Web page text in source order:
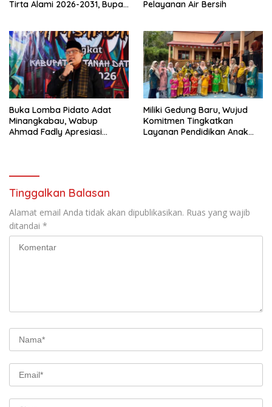
Tirta Alami 2026-2031, Bupati
Fakta Integritas Berdasarkan
Visi dan Misi
Pelayanan Air Bersih
Buka Lomba Pidato Adat
Minangkabau, Wabup
Ahmad Fadly Apresiasi
Miliki Gedung Baru, Wujud
Komitmen Tingkatkan
Layanan Pendidikan Anak
Tinggalkan Balasan
Alamat email Anda tidak akan dipublikasikan. Ruas yang wajib
ditandai *